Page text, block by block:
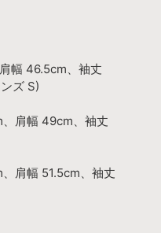
幅 46.5cm、袖丈
ズ S)
肩幅 49cm、袖丈
肩幅 51.5cm、袖丈